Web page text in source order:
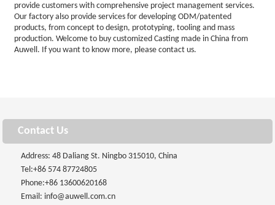
provide customers with comprehensive project management services.
Our factory also provide services for developing ODM/patented
products, from concept to design, prototyping, tooling and mass
production. Welcome to buy customized Casting made in China from
Auwell. If you want to know more, please contact us.
Contact Us
Address: 48 Daliang St. Ningbo 315010, China
Tel:+86 574 87724805
Phone:+86 13600620168
Email: info@auwell.com.cn